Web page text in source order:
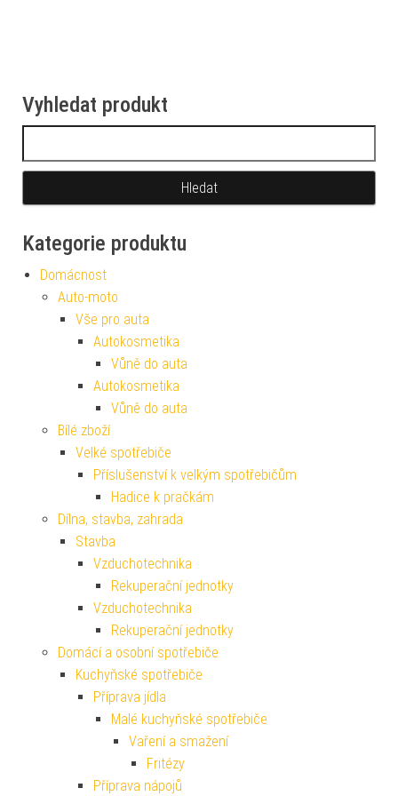
Vyhledat produkt
Kategorie produktu
Domácnost
Auto-moto
Vše pro auta
Autokosmetika
Vůně do auta
Autokosmetika
Vůně do auta
Bílé zboží
Velké spotřebiče
Příslušenství k velkým spotřebičům
Hadice k pračkám
Dílna, stavba, zahrada
Stavba
Vzduchotechnika
Rekuperační jednotky
Vzduchotechnika
Rekuperační jednotky
Domácí a osobní spotřebiče
Kuchyňské spotřebiče
Příprava jídla
Malé kuchyňské spotřebiče
Vaření a smažení
Fritézy
Příprava nápojů